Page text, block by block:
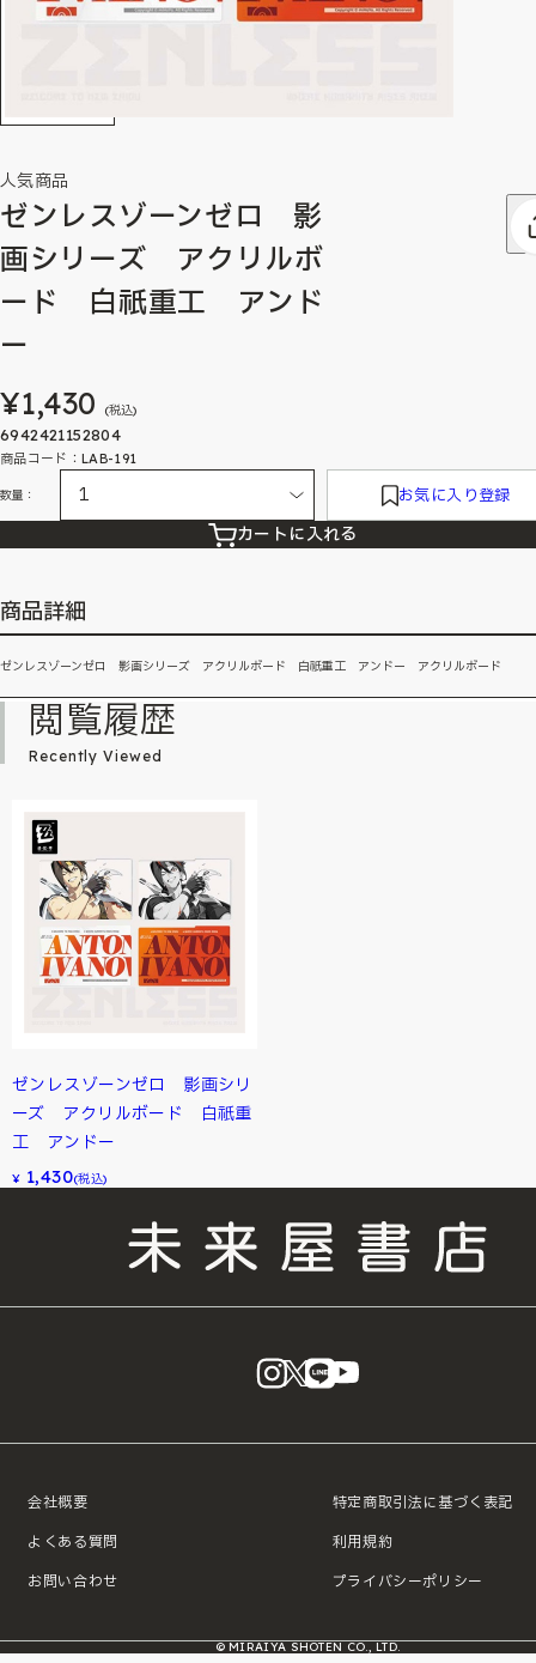
人気商品
ゼンレスゾーンゼロ 影
画シリーズ アクリルボ
ード 白祇重工 アンド
ー
¥1,430 (税込)
6942421152804
商品コード：LAB-191
数量： お気に入り登録
カートに入れる
商品詳細
ゼンレスゾーンゼロ 影画シリーズ アクリルボード 白祇重工 アンドー アクリルボード
閲覧履歴
Recently Viewed
ゼンレスゾーンゼロ 影画シリ
ーズ アクリルボード 白祇重
工 アンドー
¥ 1,430(税込)
instagram
X LINE
会社概要
よくある質問
お問い合わせ
特定商取引法に基づく表記
利用規約
プライバシーポリシー
© MIRAIYA SHOTEN CO., LTD.